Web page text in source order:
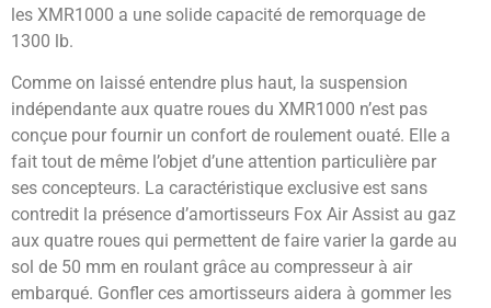
les XMR1000 a une solide capacité de remorquage de
1300 lb.
Comme on laissé entendre plus haut, la suspension
indépendante aux quatre roues du XMR1000 n’est pas
conçue pour fournir un confort de roulement ouaté. Elle a
fait tout de même l’objet d’une attention particulière par
ses concepteurs. La caractéristique exclusive est sans
contredit la présence d’amortisseurs Fox Air Assist au gaz
aux quatre roues qui permettent de faire varier la garde au
sol de 50 mm en roulant grâce au compresseur à air
embarqué. Gonfler ces amortisseurs aidera à gommer les